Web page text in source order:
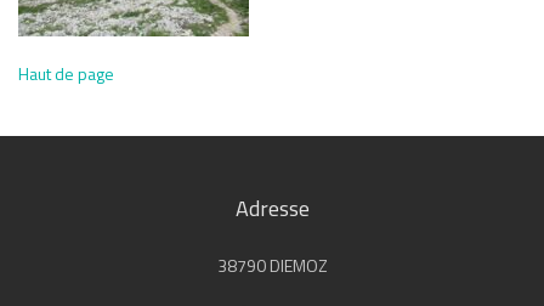
Haut de page
Adresse
38790 DIEMOZ